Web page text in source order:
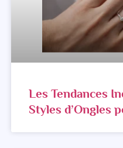
Les Tendances
Styles d’Ongles